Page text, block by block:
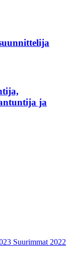
ja
Suurimmat 2022